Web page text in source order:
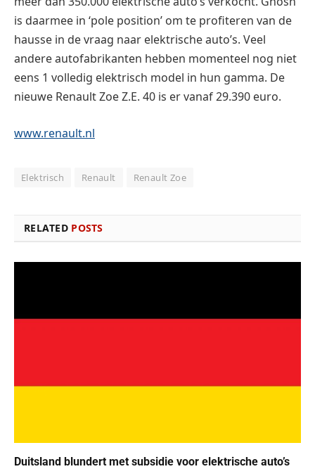
is daarmee in ‘pole position’ om te profiteren van de
hausse in de vraag naar elektrische auto’s. Veel
andere autofabrikanten hebben momenteel nog niet
eens 1 volledig elektrisch model in hun gamma. De
nieuwe Renault Zoe Z.E. 40 is er vanaf 29.390 euro.
www.renault.nl
Elektrisch Renault Renault Zoe
RELATED POSTS
Duitsland blundert met subsidie voor elektrische auto’s